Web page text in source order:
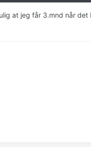
at jeg får 3.mnd når